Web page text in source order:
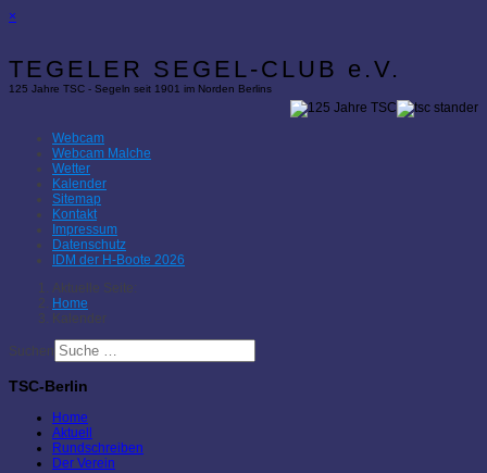
×
TEGELER SEGEL-CLUB e.V.
125 Jahre TSC - Segeln seit 1901 im Norden Berlins
Webcam
Webcam Malche
Wetter
Kalender
Sitemap
Kontakt
Impressum
Datenschutz
IDM der H-Boote 2026
Aktuelle Seite:
Home
Kalender
Suchen
TSC-Berlin
Home
Aktuell
Rundschreiben
Der Verein